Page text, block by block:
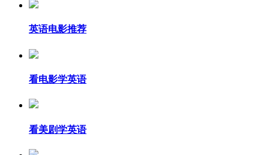
英语电影推荐
看电影学英语
看美剧学英语